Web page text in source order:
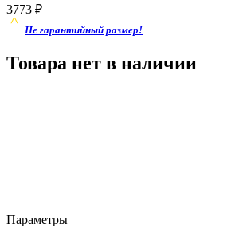
3773 ₽
Не гарантийный размер!
Товара нет в наличии
Параметры